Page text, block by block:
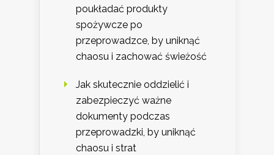
poukładać produkty
spożywcze po
przeprowadzce, by uniknąć
chaosu i zachować świeżość
Jak skutecznie oddzielić i
zabezpieczyć ważne
dokumenty podczas
przeprowadzki, by uniknąć
chaosu i strat